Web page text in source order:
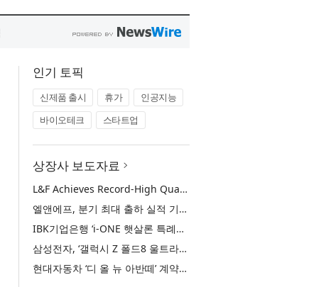
인기 토픽
신제품 출시 휴가
인공지능
바이오테크
스타트업
상장사 보도자료
L&F Achieves Record-High Quarterly Shipments, Begins LFP Supply for North American ESS in Q3 Advancing its Two-Track NCM and LFP Growth Strategy
엘앤에프, 분기 최대 출하 실적 기록… 3분기 북미 ESS향 LFP 공급 착수 NCM+LFP ‘2-Track’ 성장 전략 실현
IBK기업은행 ‘i-ONE 햇살론 특례보증’ 출시
삼성전자, ‘갤럭시 Z 폴드8 울트라·폴드8·플립8’과 ‘갤럭시 워치 울트라2·워치9’ 국내 공식 출시
현대자동차 ‘디 올 뉴 아반떼’ 계약 첫날 1만 대 돌파